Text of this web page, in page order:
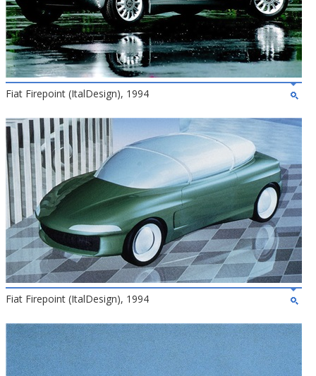
Fiat Firepoint (ItalDesign), 1994
Fiat Firepoint (ItalDesign), 1994